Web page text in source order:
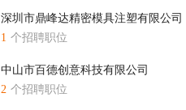
深圳市鼎峰达精密模具注塑有限公司
1 个招聘职位
中山市百德创意科技有限公司
2 个招聘职位